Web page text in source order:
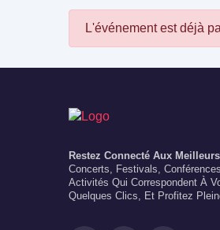
L'événement est déjà
Restez Connecté Aux
Concerts, Festivals,
Activités Qui Correspondent À
Quelques Clics, Et Profitez